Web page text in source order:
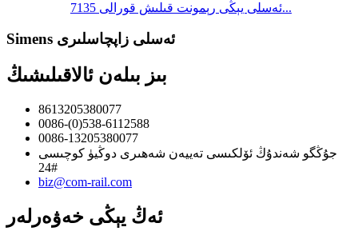
ئەسلى يېڭى رېمونت قىلىش قورالى 7135...
Simens ئەسلى زاپچاسلىرى
بىز بىلەن ئالاقىلىشىڭ
8613205380077
0086-(0)538-6112588
0086-13205380077
جۇڭگو شەندۇڭ ئۆلكىسى تەييەن شەھىرى دوڭيۈ كوچىسى
24#
biz@com-rail.com
ئەڭ يېڭى خەۋەرلەر